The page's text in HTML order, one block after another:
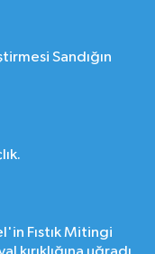
Sandığın
Fıstık Mitingi